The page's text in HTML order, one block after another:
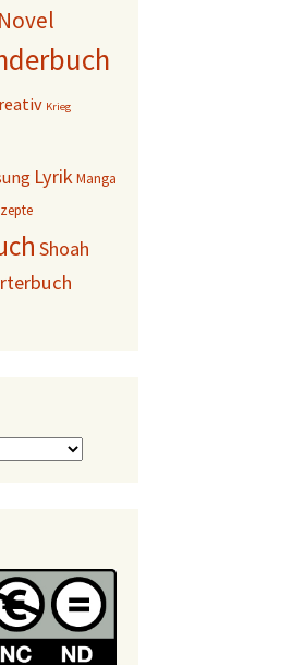
Krieg
LyrikManga
Shoah